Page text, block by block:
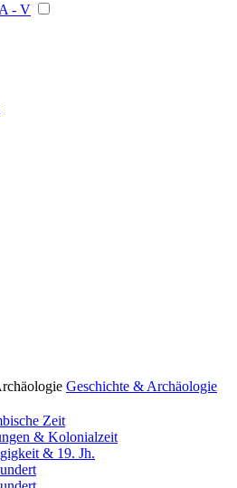
- V
Geschichte & Archäologie
Zeit
& Kolonialzeit
& 19. Jh.